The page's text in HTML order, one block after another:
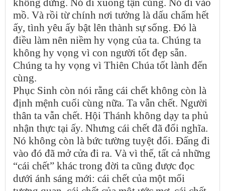
mồ. Và rồi từ chính nơi tưởng là dấu chấm hết
ấy, tình yêu ấy bật lên thành sự sống. Đó là
điều làm nên niềm hy vọng của ta. Chúng ta
không hy vọng vì con người tốt đẹp sẵn.
Chúng ta hy vọng vì Thiên Chúa tốt lành đến
cùng.
Phục Sinh còn nói rằng cái chết không còn là
định mệnh cuối cùng nữa. Ta vẫn chết. Người
thân ta vẫn chết. Hội Thánh không dạy ta phủ
nhận thực tại ấy. Nhưng cái chết đã đổi nghĩa.
Nó không còn là bức tường tuyệt đối. Đấng đi
vào đó đã mở cửa đi ra. Và vì thế, tất cả những
“cái chết” khác trong đời ta cũng được đọc
dưới ánh sáng mới: cái chết của một mối